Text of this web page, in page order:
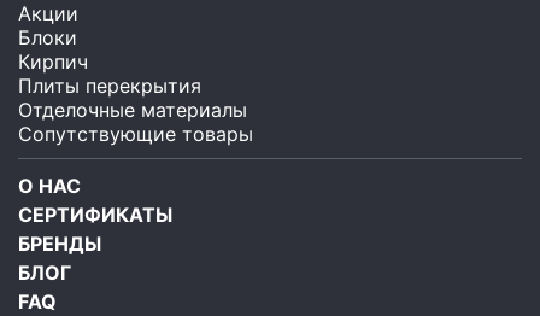
Акции
Блоки
Кирпич
Плиты перекрытия
Отделочные материалы
Сопутствующие товары
О НАС
СЕРТИФИКАТЫ
БРЕНДЫ
БЛОГ
FAQ